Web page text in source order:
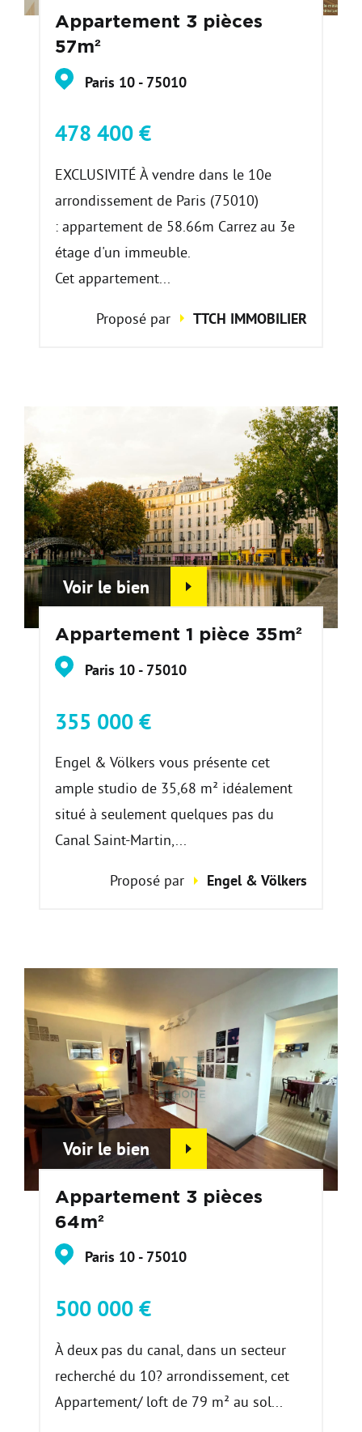
Appartement 3 pièces
57m²
Paris 10 - 75010
478 400 €
EXCLUSIVITÉ À vendre dans le 10e
arrondissement de Paris (75010)
: appartement de 58.66m Carrez au 3e
étage d'un immeuble.
Cet appartement...
Proposé par TTCH IMMOBILIER
Voir le bien
Appartement 1 pièce 35m²
Paris 10 - 75010
355 000 €
Engel & Völkers vous présente cet
ample studio de 35,68 m² idéalement
situé à seulement quelques pas du
Canal Saint-Martin,...
Proposé par Engel & Völkers
Voir le bien
Appartement 3 pièces
64m²
Paris 10 - 75010
500 000 €
À deux pas du canal, dans un secteur
recherché du 10? arrondissement, cet
Appartement/ loft de 79 m² au sol...